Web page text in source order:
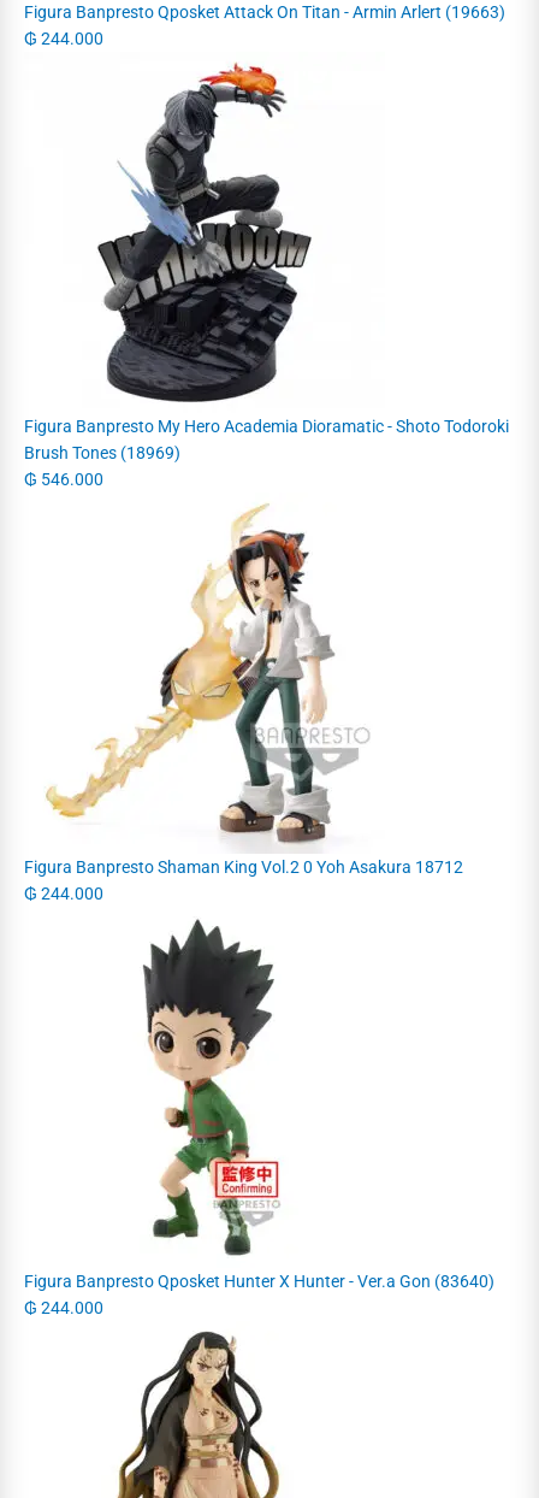
Figura Banpresto Qposket Attack On Titan - Armin Arlert (19663)
₲ 244.000
Figura Banpresto My Hero Academia Dioramatic - Shoto Todoroki
Brush Tones (18969)
₲ 546.000
Figura Banpresto Shaman King Vol.2 0 Yoh Asakura 18712
₲ 244.000
Figura Banpresto Qposket Hunter X Hunter - Ver.a Gon (83640)
₲ 244.000